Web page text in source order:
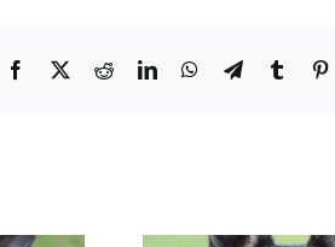
Facebook
TwitterRedditLinkedInWhatsApp
TelegramTumblr